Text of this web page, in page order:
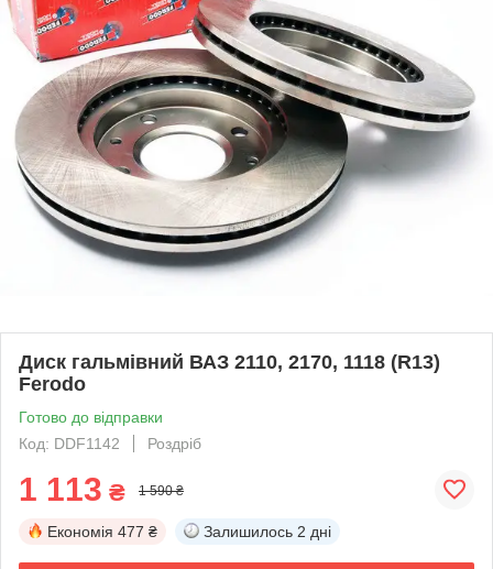
Диск гальмівний ВАЗ 2110, 2170, 1118 (R13)
Ferodo
Готово до відправки
Код: DDF1142
Роздріб
1 113 ₴ 1 590 ₴
Економія 477 ₴ Залишилось 2 дні